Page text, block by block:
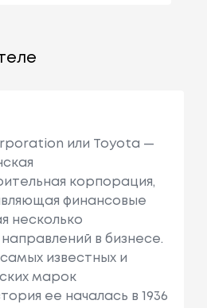
или Toyota —
корпорация,
финансовые
несколько
в бизнесе.
известных и
марок
ее началась в 1936